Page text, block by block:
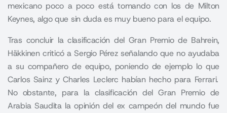
mexicano poco a poco está tomando con los de Milton
Keynes, algo que sin duda es muy bueno para el equipo.
Tras concluir la clasificación del Gran Premio de Bahrein,
Häkkinen criticó a Sergio Pérezseñalando que no ayudaba
a su compañero de equipo, poniendo de ejemplo lo que
Carlos Sainzy Charles Leclerc habían hecho para Ferrari.
No obstante, para la clasificación del Gran Premio de
Arabia Saudita la opinión del ex campeón del mundo fue